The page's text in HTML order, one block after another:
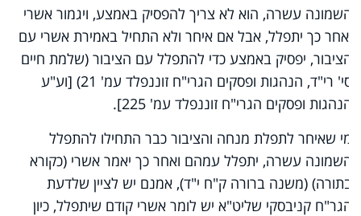
השמונה עשרה, הוא לא צריך להפסיק באמצע, ויגמור אשרי
ואחר כך יתפלל, אבל אם איחר ולא התחיל באמירת אשרי עם
הציבור, יפסיק באמצע כדי להתפלל עם הציבור (שלמת חיים
סי' רי"ד, הנהגות ופסקים הגרי"ח זוננפלד עמ' 21) [וע"ע
הנהגות ופסקים הגרי"ח זוננפלד עמ' 225].
מי שאיחר לתפלת מנחה והציבור כבר התחילו להתפלל
השמונה עשרה, יתפלל עמהם ואחר כך יאמר אשרי (כקורא
בתורה) (משנה ברורה ק"ח י"ד), אמנם יש לציין שלדעת
הגר"ח קניבסקי שליט"א יש לומר אשרי קודם שיתפלל, כיון